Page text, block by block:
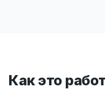
Как это